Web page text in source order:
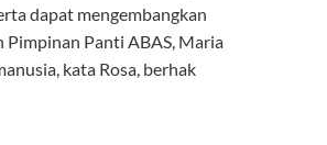
dapat mengembangkan
Pimpinan Panti ABAS, Maria
kata Rosa, berhak